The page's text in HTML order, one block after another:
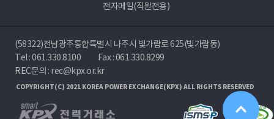
전자메일(직원전용)
(58322)전남광주통합특별시 나주시 빛가람로 625(빛가람동)
Tel :061.330.8100
Fax : 061.330.8299
REC문의 : rec@kpx.or.kr
COPYRIGHT(C) 2021 KOREA POWER EXCHANGE(KPX) ALL RIGHTS RESERVED